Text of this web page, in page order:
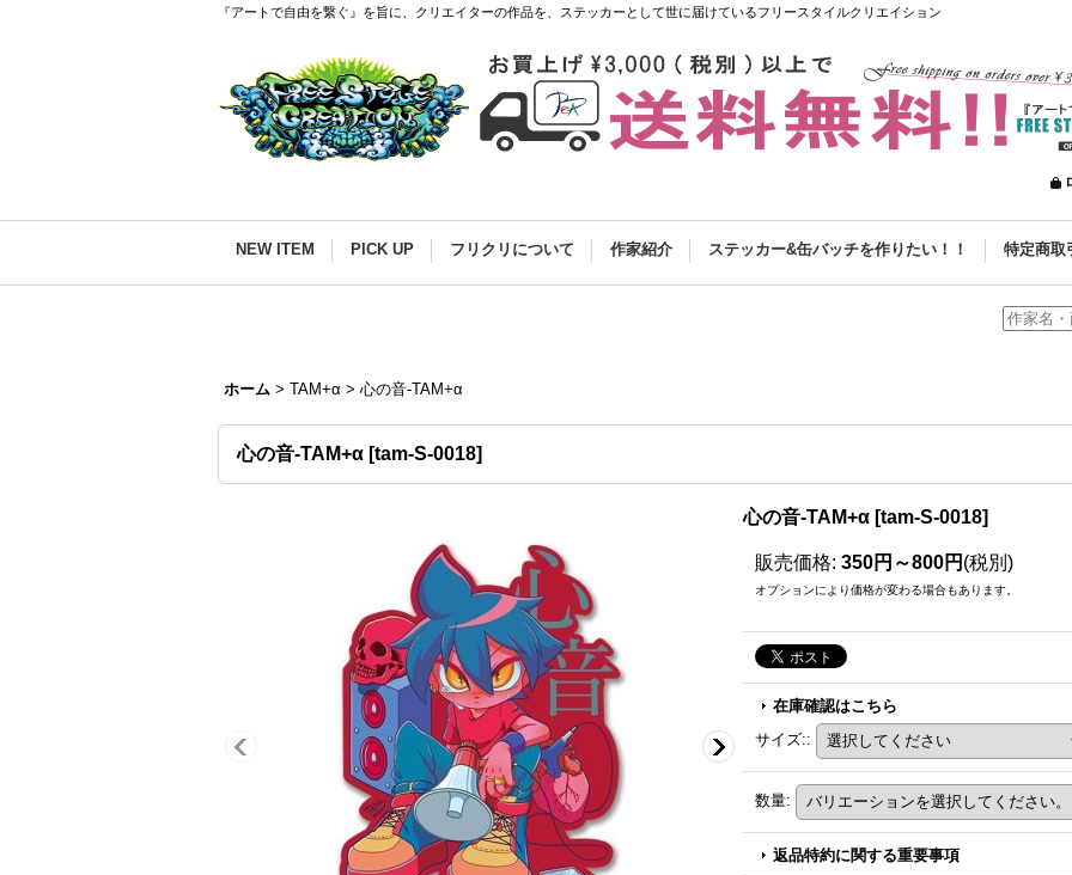
『アートで自由を繋ぐ』を旨に、クリエイターの作品を、ステッカーとして世に届けているフリースタイルクリエイション
NEW ITEM PICK UP フリクリについて 作家紹介 ステッカー&缶バッチを作りたい！！ 特定商取
ホーム > TAM+α > 心の音-TAM+α
心の音-TAM+α [tam-S-0018]
心の音-TAM+α [tam-S-0018]
販売価格: 350円～800円 (税別)
オプションにより価格が変わる場合もあります。
在庫確認はこちら
サイズ::
数量:
返品特約に関する重要事項